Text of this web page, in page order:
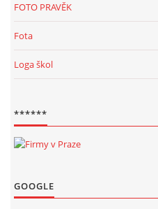
FOTO PRAVĚK
Fota
Loga škol
******
GOOGLE